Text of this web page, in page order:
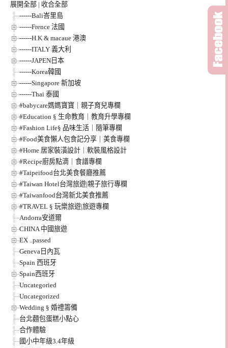
展開全部 | 收合全部
------Bali峇里島
------Frence 法國
------H.K & macaue 港澳
------ITALY 義大利
------JAPEN日本
------Korea韓國
------Singapore 新加坡
------Thai 泰國
#babycare媽媽寶寶｜親子育兒專欄
#Education § 生命教育｜教育升學專欄
#Fashion Life§ 品味生活｜隨筆專欄
#Food美食懶人包食記分享｜美食專欄
#Home 居家裝潢設計｜軟裝風格設計
#Recipe廚房點滴｜食譜專欄
#Taipeifood台北美食餐廳推薦
#Taiwan Hotel台灣旅遊|親子旅行專欄
#Taiwanfood台灣新北美食推薦
#TRAVEL § 玩樂旅遊|旅遊專欄
Andorra安道爾
CHINA 中國旅遊
EX ..passed
Geneva日內瓦
Spain 西班牙
Spain西班牙
Uncategoried
Uncategorized
Wedding § 婚禮籌備
台北麵包蛋糕小點心
合作體驗
國小中年級3.4年級